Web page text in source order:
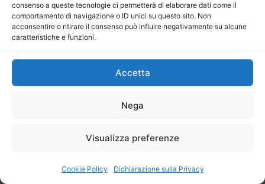
consenso a queste tecnologie ci permetterà di elaborare dati come il
comportamento di navigazione o ID unici su questo sito. Non
acconsentire o ritirare il consenso può influire negativamente su alcune
caratteristiche e funzioni.
Accetta
Nega
Visualizza preferenze
Cookie Policy Dichiarazione sulla Privacy
La Buona Salute
Fai clic per accettare i